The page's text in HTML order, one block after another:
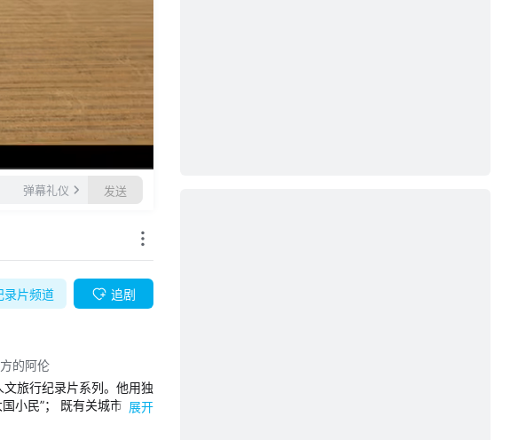
弹幕礼仪 发送
的阿伦
旅行纪录片系列。他用独
小民”； 既有关城市、村
展开
录片频道 追剧